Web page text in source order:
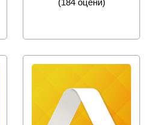
(184оцени)